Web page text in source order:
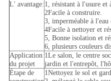
L' avantage: 1, résistant à l'usure et
2Facile à construire.
3, imperméable à l'eau
4Facile à nettoyer et
5, Bonne isolation et
6, plusieurs couleurs
Application
du projet
1Le salon, le centre
jardin et l'entrepôt,
Étape de
1Nettoyez le sol et